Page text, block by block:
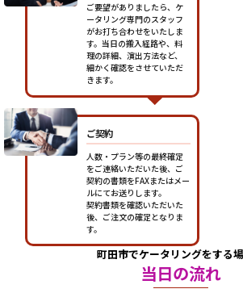
ご要望がありましたら、ケ
ータリング専門のスタッフ
がお打ち合わせをいたしま
す。当日の搬入経路や、料
理の詳細、演出方法など、
細かく確認をさせていただ
きます。
ご契約
人数・プラン等の最終確定
をご連絡いただいた後、ご
契約の書類をFAXまたはメー
ルにてお送りします。
契約書類を確認いただいた
後、ご注文の確定となりま
す。
町田市でケータリングをする
当日の流れ